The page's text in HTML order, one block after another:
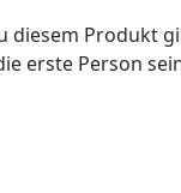
diesem Produkt
erste Person